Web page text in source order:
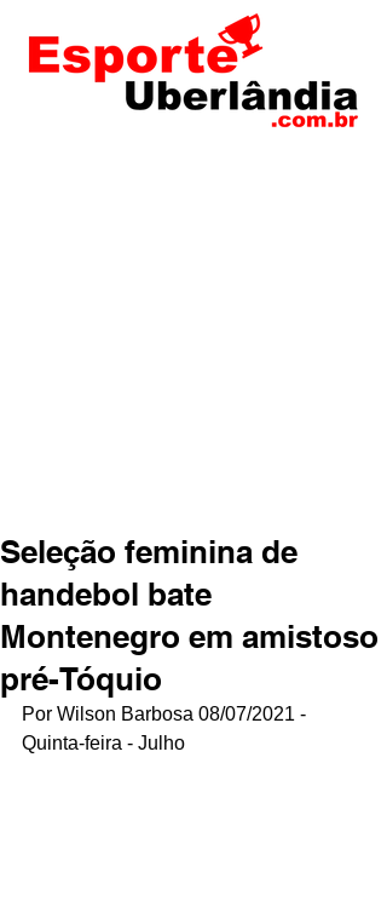
Seleção feminina de
handebol bate
Montenegro em amistoso
pré-Tóquio
Por Wilson Barbosa 08/07/2021 -
Quinta-feira - Julho